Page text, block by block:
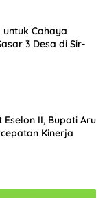
untuk Cahaya
3 Desa di Sir-
II, Bupati Aru
Kinerja